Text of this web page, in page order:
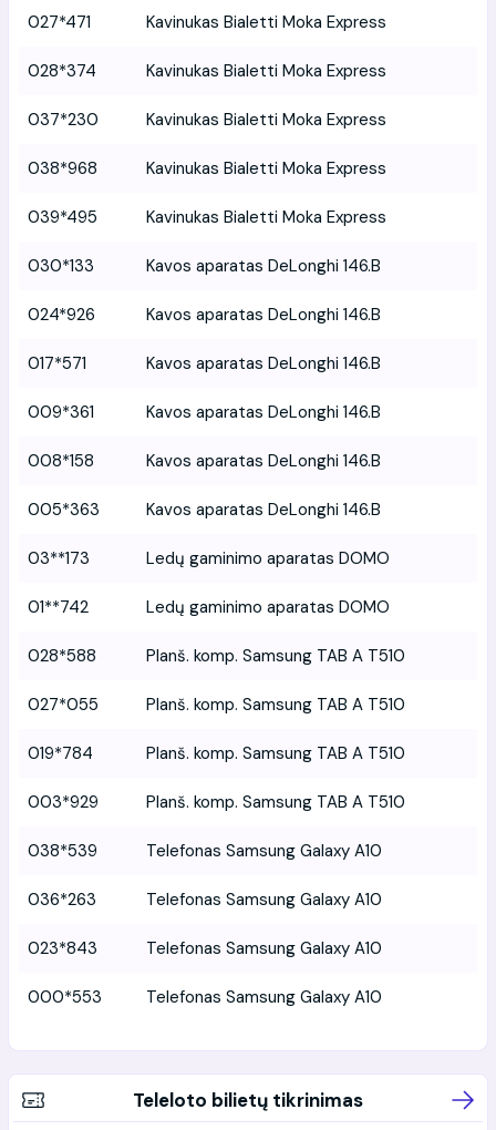
027*471 Kavinukas Bialetti Moka Express
028*374 Kavinukas Bialetti Moka Express
037*230 Kavinukas Bialetti Moka Express
038*968 Kavinukas Bialetti Moka Express
039*495 Kavinukas Bialetti Moka Express
030*133 Kavos aparatas DeLonghi 146.B
024*926 Kavos aparatas DeLonghi 146.B
017*571 Kavos aparatas DeLonghi 146.B
009*361 Kavos aparatas DeLonghi 146.B
008*158 Kavos aparatas DeLonghi 146.B
005*363 Kavos aparatas DeLonghi 146.B
03**173 Ledų gaminimo aparatas DOMO
01**742 Ledų gaminimo aparatas DOMO
028*588 Planš. komp. Samsung TAB A T510
027*055 Planš. komp. Samsung TAB A T510
019*784 Planš. komp. Samsung TAB A T510
003*929 Planš. komp. Samsung TAB A T510
038*539 Telefonas Samsung Galaxy A10
036*263 Telefonas Samsung Galaxy A10
023*843 Telefonas Samsung Galaxy A10
000*553 Telefonas Samsung Galaxy A10
Teleloto bilietų tikrinimas